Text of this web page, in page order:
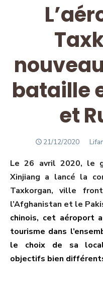
bataille
et
POSTED
21/12/2020
Le 26 avril 2020, le
Xinjiang a lancé la
Taxkorgan, ville
l’Afghanistan et le
chinois, cet aéroport
tourisme dans
le choix de sa
objectifs bien